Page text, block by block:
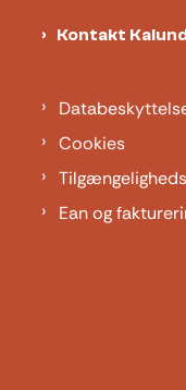
Kontakt
Cookies
Ean og